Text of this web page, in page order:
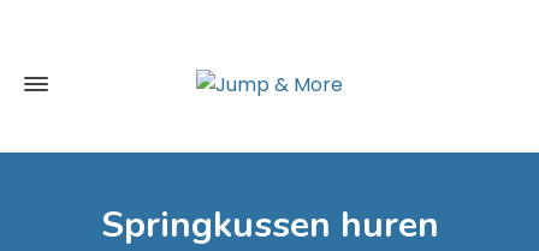
Springkussen huren